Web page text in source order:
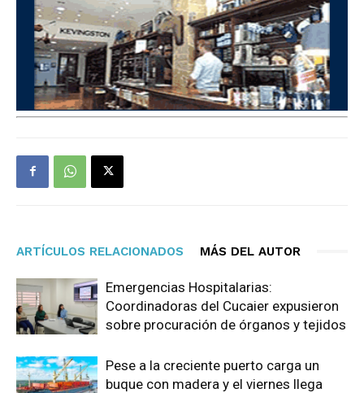
ARTÍCULOS RELACIONADOS MÁS DEL AUTOR
Emergencias Hospitalarias:
Coordinadoras del Cucaier expusieron
sobre procuración de órganos y tejidos
Pese a la creciente puerto carga un
buque con madera y el viernes llega